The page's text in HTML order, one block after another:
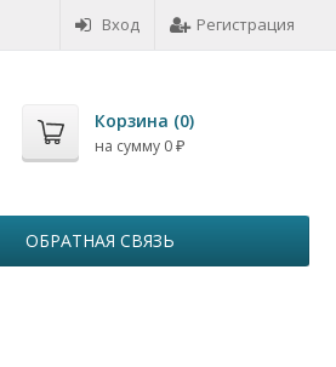
Вход Регистрация
Корзина (0)
на сумму 0 ₽
ОБРАТНАЯ СВЯЗЬ